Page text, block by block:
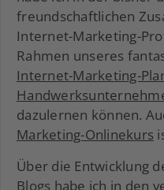
freundschaftlichen
Internet-Marketing-
Rahmen unseres
Internet-Marketing-
dazulernen können.
Marketing-Onlinekurs
Über die Entwicklung
Blogs habe ich in den